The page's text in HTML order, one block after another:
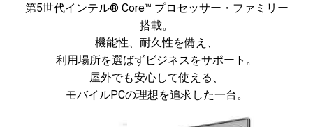
第5世代インテル® Core™ プロセッサー・ファミリー
搭載。
機能性、耐久性を備え、
利用場所を選ばずビジネスをサポート。
屋外でも安心して使える、
モバイルPCの理想を追求した一台。